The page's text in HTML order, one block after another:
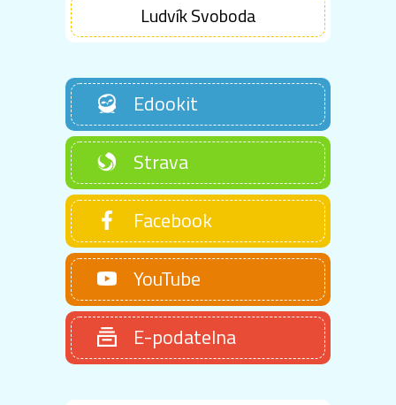
Ludvík Svoboda
Edookit
Strava
Facebook
YouTube
E-podatelna